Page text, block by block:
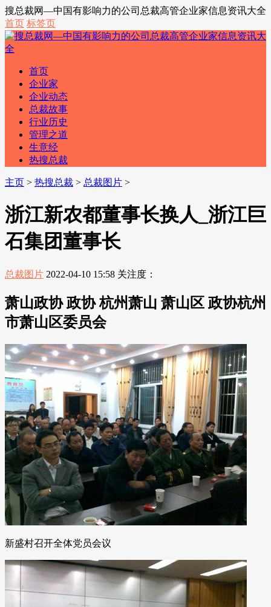
搜总裁网—中国有影响力的公司总裁高管企业家信息资讯大全
首页 标签页
首页
企业家
企业动态
总裁故事
行业历史
管理之道
生意经
热搜总裁
主页 > 热搜总裁 > 总裁图片 >
浙江新农都董事长换人_浙江巨
石集团董事长
总裁图片 2022-04-10 15:58 关注度：
萧山政协 政协 杭州萧山 萧山区 政协杭州
市萧山区委员会
新盛村召开全体党员会议